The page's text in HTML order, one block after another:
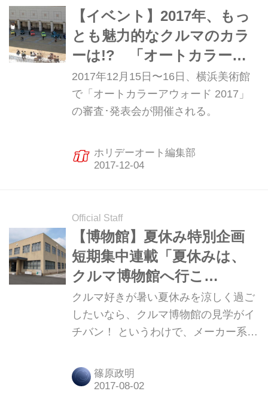
る。（©︎Red Bull Media House）
【イベント】2017年、もっ
とも魅力的なクルマのカラ
ーは!? 「オートカラーア
ウォード 2017」
2017年12月15日〜16日、横浜美術館
で「オートカラーアウォード 2017」
の審査･発表会が開催される。
ホリデーオート編集部
Official Staff
【博物館】夏休み特別企画
短期集中連載「夏休みは、
クルマ博物館へ行こ
う！」 その6：日産エンジ
ンミュージアム
クルマ好きが暑い夏休みを涼しく過ご
したいなら、クルマ博物館の見学がイ
チバン！ というわけで、メーカー系の
回は、「日産エンジンミュージアム」
だ。
篠原政明